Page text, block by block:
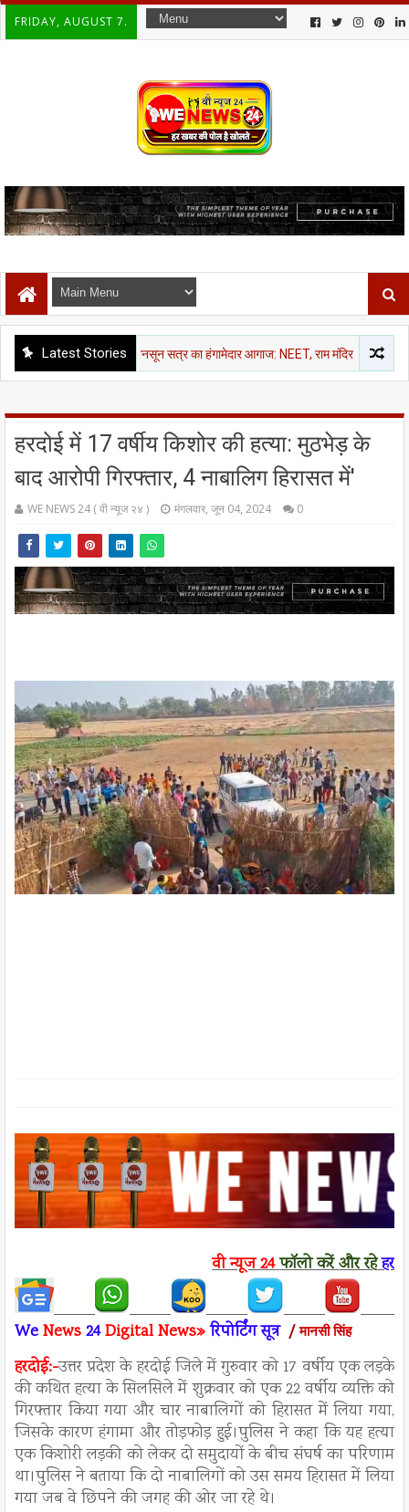
FRIDAY, AUGUST 7.
Latest Stories
राजनीती समाचार मानसून सत्र का हंगामेदार आगाज: NEET, राम मंदिर चंदा और CJP मार्च पर
हरदोई में 17 वर्षीय किशोर की हत्या: मुठभेड़ के
बाद आरोपी गिरफ्तार, 4 नाबालिग हिरासत में'
WE NEWS 24 ( वी न्यूज २४ ) मंगलवार, जून 04, 2024 0
वी न्यूज24फॉलो करेंऔर रहेहर
WeNews24Digital News»रिपोर्टिंग सूत्र /मानसी सिंह
हरदोई:-उत्तर प्रदेश के हरदोई जिले में गुरुवार को 17 वर्षीय एक लड़के
की कथित हत्या के सिलसिले में शुक्रवार को एक 22 वर्षीय व्यक्ति को
गिरफ्तार किया गया और चार नाबालिगों को हिरासत में लिया गया,
जिसके कारण हंगामा और तोड़फोड़ हुई।पुलिस ने कहा कि यह हत्या
एक किशोरी लड़की को लेकर दो समुदायों के बीच संघर्ष का परिणाम
था।पुलिस ने बताया कि दो नाबालिगों को उस समय हिरासत में लिया
गया जब वे छिपने की जगह की ओर जा रहे थे।